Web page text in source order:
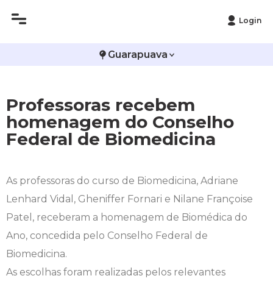
Login
Guarapuava
Professoras recebem
homenagem do Conselho
Federal de Biomedicina
As professoras do curso de Biomedicina, Adriane
Lenhard Vidal, Gheniffer Fornari e Nilane Françoise
Patel, receberam a homenagem de Biomédica do
Ano, concedida pelo Conselho Federal de
Biomedicina.
As escolhas foram realizadas pelos relevantes
Infraestrutura
Editais
Biomedicina
Ciências Contábeis
Enfermagem
Engenharia Agronômica
Atividades Complementares e Sociais
Biblioteca
Calendário de Provas
Carteirinha de Estudante
CPA
COLAP
Comitê de Ética em Pesquisa
Diploma Digital